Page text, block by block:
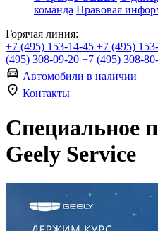
команда Правовая
Горячая линия:
+7 (495) 153-14-45 +7 (495)
(495) 308-09-20 +7 (495) 308-
Автомобили в наличии
Контакты
Специальное
Geely Service